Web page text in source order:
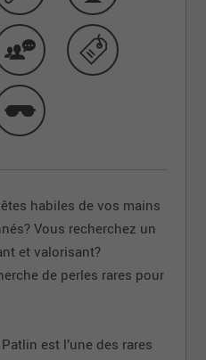
habiles de vos mains
Vous recherchez un
et valorisant?
de perles rares pour
est l’une des rares